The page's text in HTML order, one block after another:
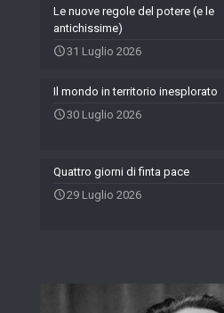
Le nuove regole del potere (e le
antichissime)
31 Luglio 2026
Il mondo in territorio inesplorato
30 Luglio 2026
Quattro giorni di finta pace
29 Luglio 2026